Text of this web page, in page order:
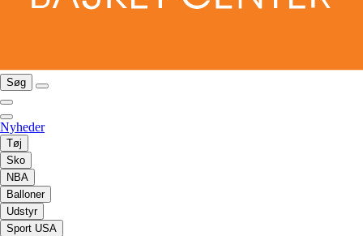
Søg
Nyheder
Tøj
Sko
NBA
Balloner
Udstyr
Sport USA